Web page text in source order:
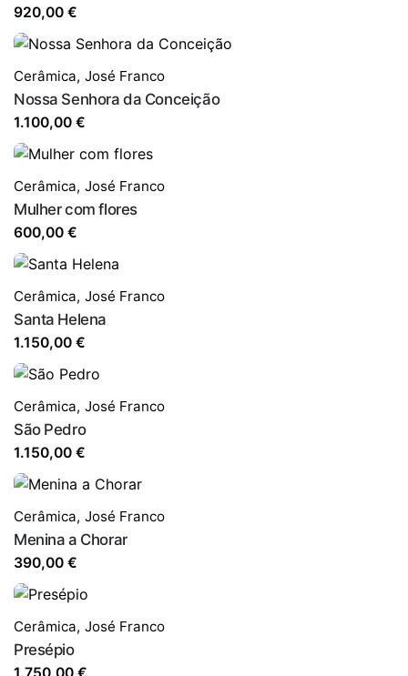
920,00 €
Cerâmica, José Franco
Nossa Senhora da Conceição
1.100,00 €
Cerâmica, José Franco
Mulher com flores
600,00 €
Cerâmica, José Franco
Santa Helena
1.150,00 €
Cerâmica, José Franco
São Pedro
1.150,00 €
Cerâmica, José Franco
Menina a Chorar
390,00 €
Cerâmica, José Franco
Presépio